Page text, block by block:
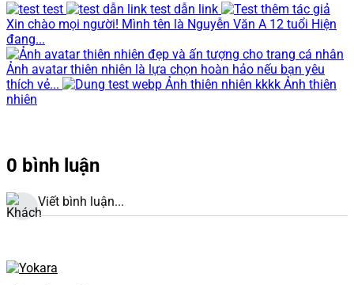
test
test dẫn link
Xin chào mọi người! Mình tên là Nguyễn Văn A 12 tuổi Hiện
đang...
Ảnh avatar thiên nhiên là lựa chọn hoàn hảo nếu bạn yêu
thích vẻ...
Ảnh thiên nhiên kkkk Ảnh thiên
nhiên
0 bình luận
Viết bình luận...